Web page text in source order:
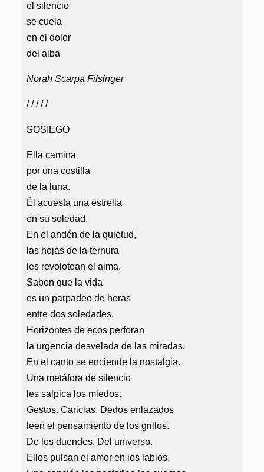
el silencio
se cuela
en el dolor
del alba
Norah Scarpa Filsinger
/ / / / /
SOSIEGO
Ella camina
por una costilla
de la luna.
Él acuesta una estrella
en su soledad.
En el andén de la quietud,
las hojas de la ternura
les revolotean el alma.
Saben que la vida
es un parpadeo de horas
entre dos soledades.
Horizontes de ecos perforan
la urgencia desvelada de las miradas.
En el canto se enciende la nostalgia.
Una metáfora de silencio
les salpica los miedos.
Gestos. Caricias. Dedos enlazados
leen el pensamiento de los grillos.
De los duendes. Del universo.
Ellos pulsan el amor en los labios.